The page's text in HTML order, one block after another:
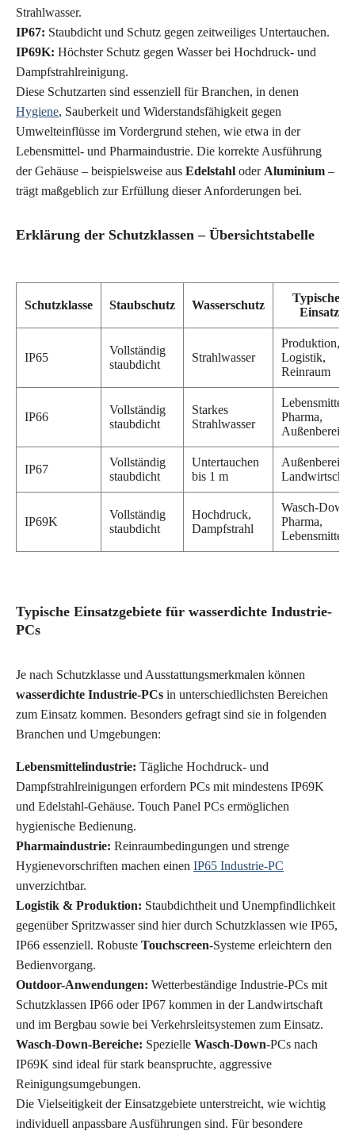
Strahlwasser.
IP67: Staubdicht und Schutz gegen zeitweiliges Untertauchen.
IP69K: Höchster Schutz gegen Wasser bei Hochdruck- und
Dampfstrahlreinigung.
Diese Schutzarten sind essenziell für Branchen, in denen
Hygiene, Sauberkeit und Widerstandsfähigkeit gegen
Umwelteinflüsse im Vordergrund stehen, wie etwa in der
Lebensmittel- und Pharmaindustrie. Die korrekte Ausführung
der Gehäuse – beispielsweise aus Edelstahl oder Aluminium –
trägt maßgeblich zur Erfüllung dieser Anforderungen bei.
Erklärung der Schutzklassen – Übersichtstabelle
Schutzklasse Staubschutz Wasserschutz
Typischer
Einsatz
IP65
Vollständig
staubdicht
Strahlwasser
Produktion,
Logistik,
Reinraum
IP66
Vollständig
staubdicht
Starkes
Strahlwasser
Lebensmittel,
Pharma,
Außenbereich
IP67
Vollständig
staubdicht
Untertauchen
bis 1 m
Außenbereich,
IP69K
Vollständig
staubdicht
Hochdruck,
Dampfstrahl
Wasch-Down,
Pharma,
Lebensmittel
Typische Einsatzgebiete für wasserdichte Industrie-
PCs
Je nach Schutzklasse und Ausstattungsmerkmalen können
wasserdichte Industrie-PCs in unterschiedlichsten Bereichen
zum Einsatz kommen. Besonders gefragt sind sie in folgenden
Branchen und Umgebungen:
Lebensmittelindustrie: Tägliche Hochdruck- und
Dampfstrahlreinigungen erfordern PCs mit mindestens IP69K
und Edelstahl-Gehäuse. Touch Panel PCs ermöglichen
hygienische Bedienung.
Pharmaindustrie: Reinraumbedingungen und strenge
Hygienevorschriften machen einen IP65 Industrie-PC
unverzichtbar.
Logistik & Produktion: Staubdichtheit und Unempfindlichkeit
gegenüber Spritzwasser sind hier durch Schutzklassen wie IP65,
IP66 essenziell. Robuste Touchscreen-Systeme erleichtern den
Bedienvorgang.
Outdoor-Anwendungen: Wetterbeständige Industrie-PCs mit
Schutzklassen IP66 oder IP67 kommen in der Landwirtschaft
und im Bergbau sowie bei Verkehrsleitsystemen zum Einsatz.
Wasch-Down-Bereiche: Spezielle Wasch-Down-PCs nach
IP69K sind ideal für stark beanspruchte, aggressive
Reinigungsumgebungen.
Die Vielseitigkeit der Einsatzgebiete unterstreicht, wie wichtig
individuell anpassbare Ausführungen sind. Für besondere